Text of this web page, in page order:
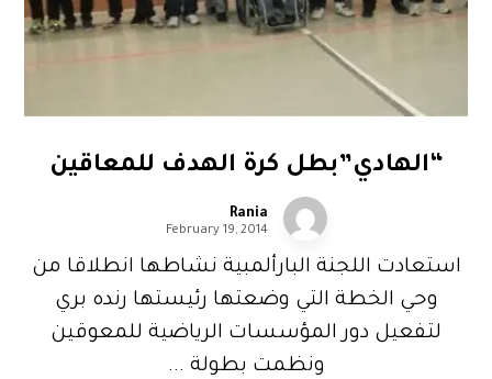
“الهادي”بطل كرة الهدف للمعاقين
Rania
February 19, 2014
استعادت اللجنة البارألمبية نشاطها انطلاقا من
وحي الخطة التي وضعتها رئيستها رنده بري
لتفعيل دور المؤسسات الرياضية للمعوقين
ونظمت بطولة ...